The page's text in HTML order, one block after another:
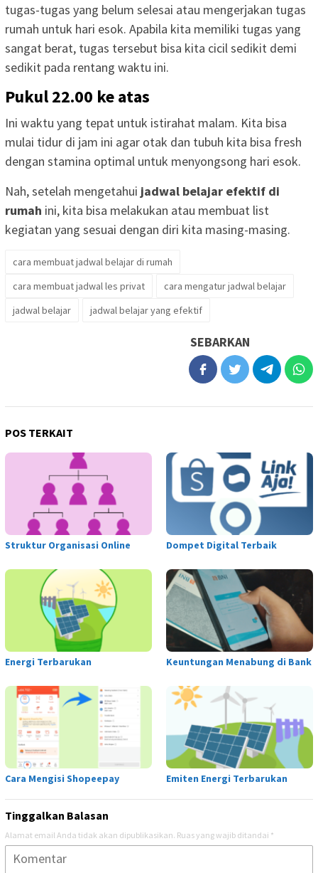
tugas-tugas yang belum selesai atau mengerjakan tugas
rumah untuk hari esok. Apabila kita memiliki tugas yang
sangat berat, tugas tersebut bisa kita cicil sedikit demi
sedikit pada rentang waktu ini.
Pukul 22.00 ke atas
Ini waktu yang tepat untuk istirahat malam. Kita bisa
mulai tidur di jam ini agar otak dan tubuh kita bisa fresh
dengan stamina optimal untuk menyongsong hari esok.
Nah, setelah mengetahui jadwal belajar efektif di
rumah ini, kita bisa melakukan atau membuat list
kegiatan yang sesuai dengan diri kita masing-masing.
cara membuat jadwal belajar di rumah
cara membuat jadwal les privat
cara mengatur jadwal belajar
jadwal belajar
jadwal belajar yang efektif
SEBARKAN
POS TERKAIT
Struktur Organisasi Online Dompet Digital Terbaik
Energi Terbarukan Keuntungan Menabung di Bank
Cara Mengisi Shopeepay Emiten Energi Terbarukan
Tinggalkan Balasan
Alamat email Anda tidak akan dipublikasikan. Ruas yang wajib ditandai *